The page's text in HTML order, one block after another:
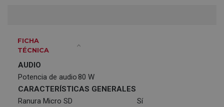
FICHA
TÉCNICA
AUDIO
Potencia de audio80 W
CARACTERÍSTICAS GENERALES
Ranura Micro SD
Sí